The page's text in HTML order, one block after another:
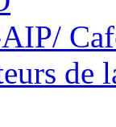
de